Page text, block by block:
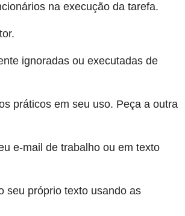
na execução da tarefa.
ignoradas ou executadas de
práticos em seu uso. Peça a outra
e-mail de trabalho ou em texto
seu próprio texto usando as